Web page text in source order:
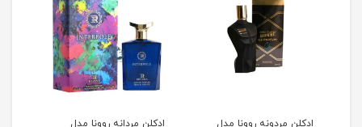
ادكلن مردونه روونا مدل
ادكلن مردانه روونا مدل